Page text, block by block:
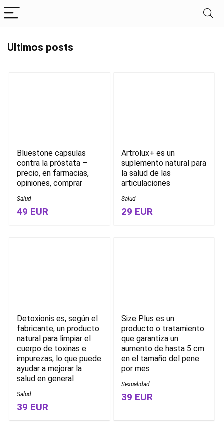
Ultimos posts
Bluestone capsulas
contra la próstata –
precio, en farmacias,
opiniones, comprar
Salud
49 EUR
Artrolux+ es un
suplemento natural para
la salud de las
articulaciones
Salud
29 EUR
Detoxionis es, según el
fabricante, un producto
natural para limpiar el
cuerpo de toxinas e
impurezas, lo que puede
ayudar a mejorar la
salud en general
Salud
39 EUR
Size Plus es un
producto o tratamiento
que garantiza un
aumento de hasta 5 cm
en el tamaño del pene
por mes
Sexualidad
39 EUR